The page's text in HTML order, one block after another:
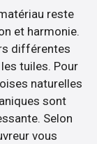
reste
et harmonie.
différentes
tuiles. Pour
naturelles
sont
Selon
vous